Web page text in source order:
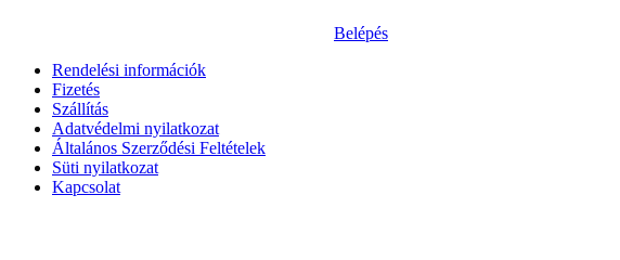
Belépés
Rendelési információk
Fizetés
Szállítás
Adatvédelmi nyilatkozat
Általános Szerződési Feltételek
Süti nyilatkozat
Kapcsolat